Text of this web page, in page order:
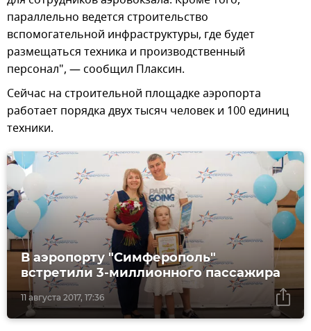
параллельно ведется строительство
вспомогательной инфраструктуры, где будет
размещаться техника и производственный
персонал", — сообщил Плаксин.
Сейчас на строительной площадке аэропорта
работает порядка двух тысяч человек и 100 единиц
техники.
11 августа 2017, 17:36
В аэропорту "Симферополь"
встретили 3-миллионного пассажира